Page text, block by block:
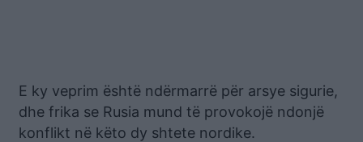
E ky veprim është ndërmarrë për arsye sigurie,
dhe frika se Rusia mund të provokojë ndonjë
konflikt në këto dy shtete nordike.